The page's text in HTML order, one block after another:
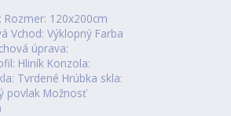
Rozmer: 120x200cm
Vchod: Výklopný Farba
úprava:
Hliník Konzola:
Tvrdené Hrúbka skla:
povlak Možnosť